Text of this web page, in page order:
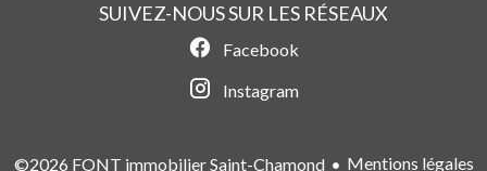
SUIVEZ-NOUS SUR LES RÉSEAUX
Facebook
Instagram
©2026 FONT immobilier Saint-Chamond Mentions légales